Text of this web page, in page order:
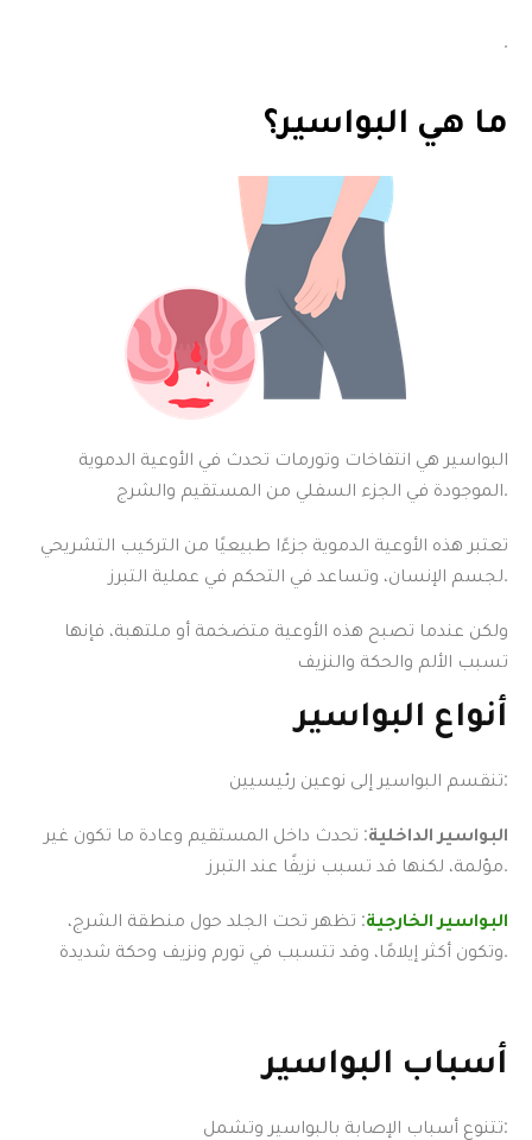
.
ما هي البواسير؟
البواسير هي انتفاخات وتورمات تحدث في الأوعية الدموية
الموجودة في الجزء السفلي من المستقيم والشرج.
تعتبر هذه الأوعية الدموية جزءًا طبيعيًا من التركيب التشريحي
لجسم الإنسان، وتساعد في التحكم في عملية التبرز.
ولكن عندما تصبح هذه الأوعية متضخمة أو ملتهبة، فإنها
تسبب الألم والحكة والنزيف
أنواع البواسير
تنقسم البواسير إلى نوعين رئيسيين:
البواسير الداخلية: تحدث داخل المستقيم وعادة ما تكون غير
مؤلمة، لكنها قد تسبب نزيفًا عند التبرز.
البواسير الخارجية: تظهر تحت الجلد حول منطقة الشرج،
وتكون أكثر إيلامًا، وقد تتسبب في تورم ونزيف وحكة شديدة.
أسباب البواسير
تتنوع أسباب الإصابة بالبواسير وتشمل: